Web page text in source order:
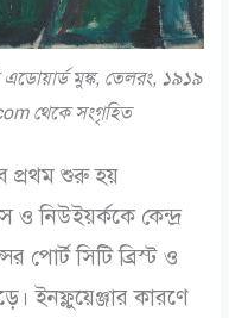
এডোয়ার্ড মুঙ্ক, তেলরং, ১৯১৯
থেকে সংগৃহিত
প্রথম শুরু হয়
ও নিউইয়র্ককে কেন্দ্র
পোর্ট সিটি ব্রিস্ট ও
ইনফ্লুয়েঞ্জার কারণে